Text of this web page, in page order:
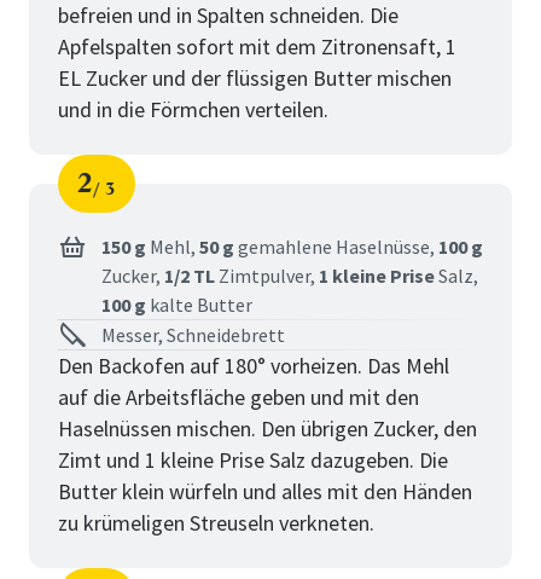
befreien und in Spalten schneiden. Die
Apfelspalten sofort mit dem Zitronensaft, 1
EL Zucker und der flüssigen Butter mischen
und in die Förmchen verteilen.
Schritt
2
von
3
150 g Mehl, 50 g gemahlene Haselnüsse, 100 g
Zucker, 1/2 TL Zimtpulver, 1 kleine PriseSalz,
100 g kalte Butter
Messer, Schneidebrett
Den Backofen auf 180° vorheizen. Das Mehl
auf die Arbeitsfläche geben und mit den
Haselnüssen mischen. Den übrigen Zucker, den
Zimt und 1 kleine Prise Salz dazugeben. Die
Butter klein würfeln und alles mit den Händen
zu krümeligen Streuseln verkneten.